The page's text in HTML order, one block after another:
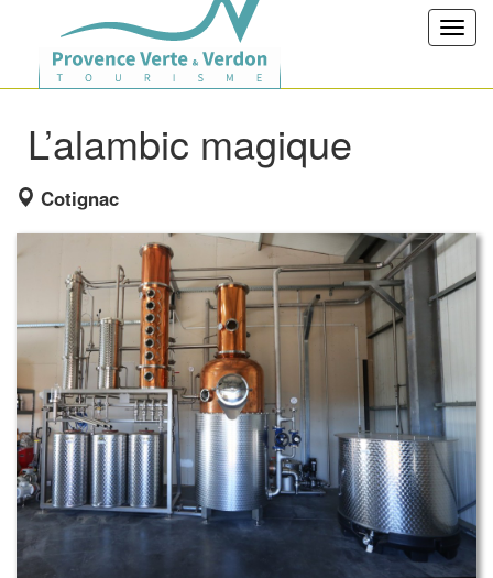
L’alambic magique
Cotignac